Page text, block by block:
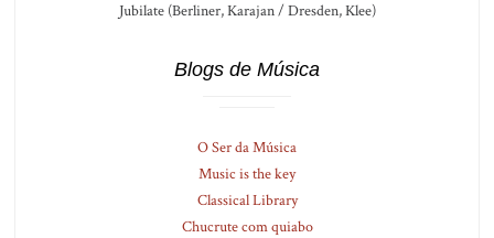
Jubilate (Berliner, Karajan / Dresden, Klee)
Blogs de Música
O Ser da Música
Music is the key
Classical Library
Chucrute com quiabo